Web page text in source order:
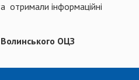
отримали інформаційні
Волинського ОЦЗ